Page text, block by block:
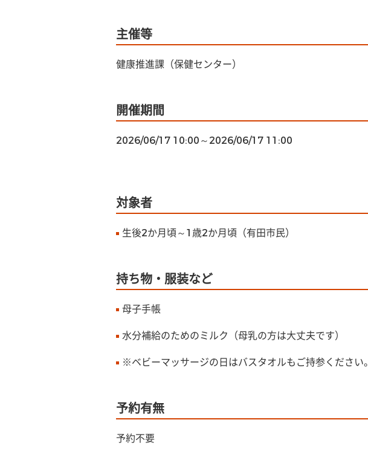
主催等
健康推進課（保健センター）
開催期間
2026/06/17 10:00～2026/06/17 11:00
対象者
生後2か月頃～1歳2か月頃（有田市民）
持ち物・服装など
母子手帳
水分補給のためのミルク（母乳の方は大丈夫です）
※ベビーマッサージの日はバスタオルもご持参ください。
予約有無
予約不要